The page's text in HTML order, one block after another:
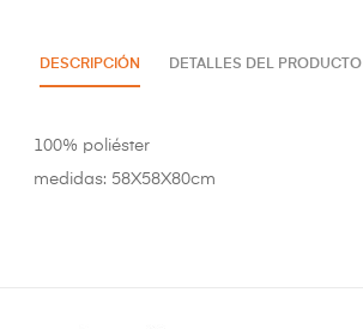
DESCRIPCIÓN DETALLES DEL PRODUCTO
100% poliéster
medidas: 58X58X80cm